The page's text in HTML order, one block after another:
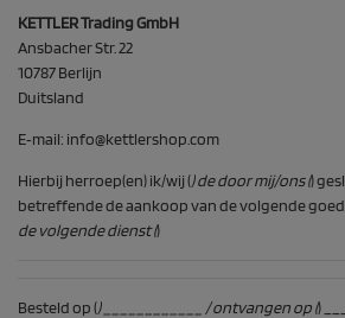
KETTLER Trading GmbH
Ansbacher Str. 22
10787 Berlijn
Duitsland
E‑mail: info@kettlershop.com
Hierbij herroep(en) ik/wij () de door mij/ons ()
betreffende de aankoop van de volgende
de volgende dienst ()
Besteld op () ____________ / ontvangen op ()